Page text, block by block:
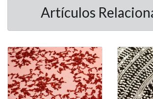
Artículos